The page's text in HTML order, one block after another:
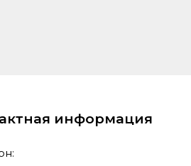
информация